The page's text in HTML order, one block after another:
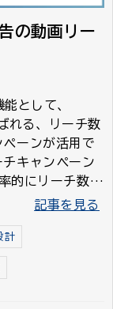
の動画リー
として、
れる、リーチ数
ーンが活用で
キャンペーン
的にリーチ数を
の特徴と併
記事を見る
計